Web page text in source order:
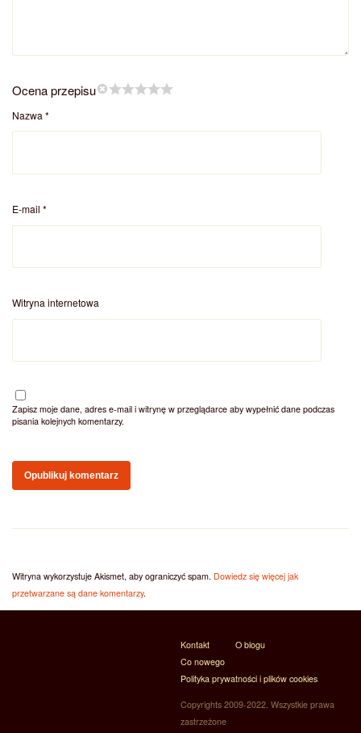
Ocena przepisu
Nazwa *
E-mail *
Witryna internetowa
Zapisz moje dane, adres e-mail i witrynę w przeglądarce aby wypełnić dane podczas
pisania kolejnych komentarzy.
Witryna wykorzystuje Akismet, aby ograniczyć spam. Dowiedz się więcej jak
przetwarzane są dane komentarzy.
Kontakt
O blogu
Co nowego
Polityka prywatności i plików cookies
Copyrights 2009-2022. Wszystkie prawa
zastrzeżone